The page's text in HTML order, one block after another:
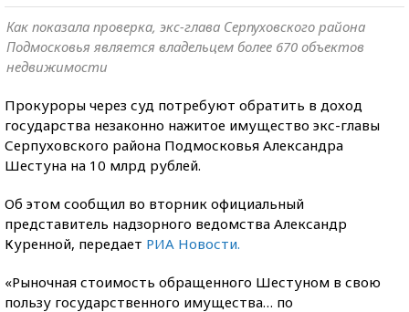
Как показала проверка, экс-глава Серпуховского района
Подмосковья является владельцем более 670 объектов
недвижимости
Прокуроры через суд потребуют обратить в доход
государства незаконно нажитое имущество экс-главы
Серпуховского района Подмосковья Александра
Шестуна на 10 млрд рублей.
Об этом сообщил во вторник официальный
представитель надзорного ведомства Александр
Куренной, передает РИА Новости.
«Рыночная стоимость обращенного Шестуном в свою
пользу государственного имущества… по